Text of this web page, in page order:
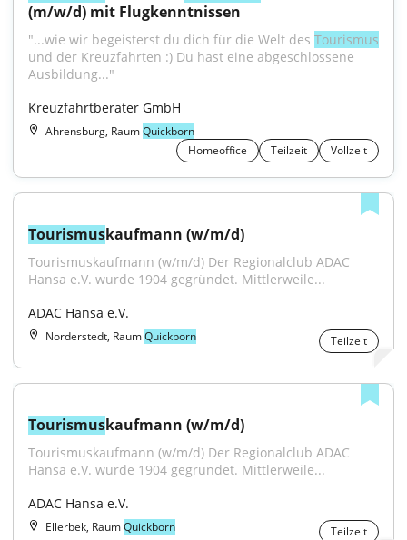
(m/w/d) mit Flugkenntnissen
"...wie wir begeisterst du dich für die Welt des Tourismus
und der Kreuzfahrten :) Du hast eine abgeschlossene
Ausbildung..."
Kreuzfahrtberater GmbH
Ahrensburg, RaumQuickborn
Homeoffice
Teilzeit Vollzeit
Tourismuskaufmann (w/m/d)
Tourismuskaufmann (w/m/d) Der Regionalclub ADAC
Hansa e.V. wurde 1904 gegründet. Mittlerweile...
ADAC Hansa e.V.
Norderstedt, RaumQuickborn Teilzeit
Tourismuskaufmann (w/m/d)
Tourismuskaufmann (w/m/d) Der Regionalclub ADAC
Hansa e.V. wurde 1904 gegründet. Mittlerweile...
ADAC Hansa e.V.
Ellerbek, RaumQuickborn Teilzeit